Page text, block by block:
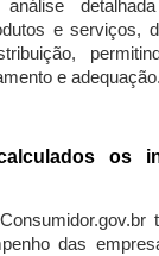
análise
e serviços,
e adequação.
os
das